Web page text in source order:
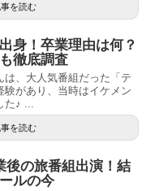
を読む
身！卒業理由は何？
徹底調査
は、大人気番組だった「テ
験があり、当時はイケメン
♪ ...
を読む
後の旅番組出演！結
ルの今